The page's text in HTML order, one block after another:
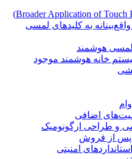
به کلیدهای لمسی
لمسی هوشمند